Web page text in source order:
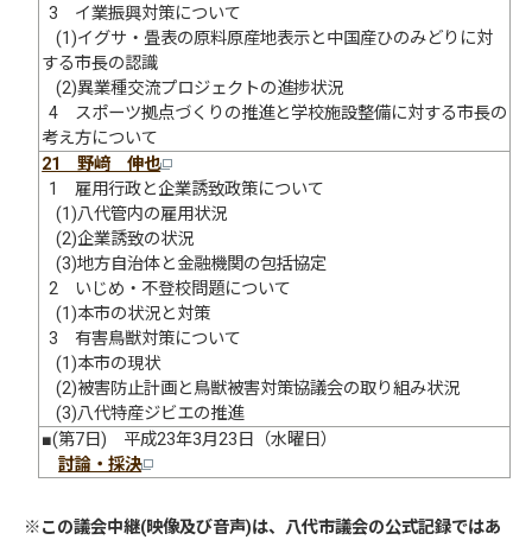
3 イ業振興対策について
(1)イグサ・畳表の原料原産地表示と中国産ひのみどりに対
する市長の認識
(2)異業種交流プロジェクトの進捗状況
4 スポーツ拠点づくりの推進と学校施設整備に対する市長の
考え方について
21 野﨑 伸也
1 雇用行政と企業誘致政策について
(1)八代管内の雇用状況
(2)企業誘致の状況
(3)地方自治体と金融機関の包括協定
2 いじめ・不登校問題について
(1)本市の状況と対策
3 有害鳥獣対策について
(1)本市の現状
(2)被害防止計画と鳥獣被害対策協議会の取り組み状況
(3)八代特産ジビエの推進
■(第7日) 平成23年3月23日（水曜日）
討論・採決
※この議会中継(映像及び音声)は、八代市議会の公式記録ではあ